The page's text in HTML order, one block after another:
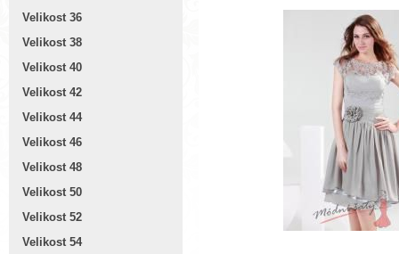
Velikost 36
Velikost 38
Velikost 40
Velikost 42
Velikost 44
Velikost 46
Velikost 48
Velikost 50
Velikost 52
Velikost 54